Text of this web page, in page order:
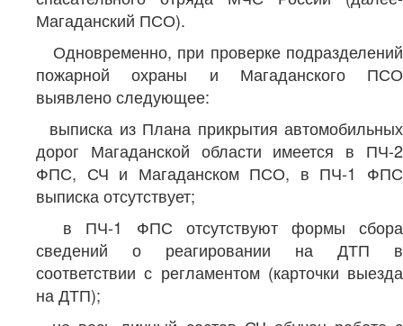
Магаданский ПСО).
Одновременно, при проверке подразделений
пожарной охраны и Магаданского ПСО
выявлено следующее:
выписка из Плана прикрытия автомобильных
дорог Магаданской области имеется в ПЧ-2
ФПС, СЧ и Магаданском ПСО, в ПЧ-1 ФПС
выписка отсутствует;
в ПЧ-1 ФПС отсутствуют формы сбора
сведений о реагировании на ДТП в
соответствии с регламентом (карточки выезда
на ДТП);